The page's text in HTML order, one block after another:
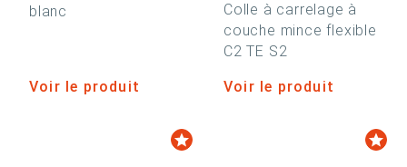
blanc
Voir le produit
Colle à carrelage à
couche mince flexible
C2 TE S2
Voir le produit